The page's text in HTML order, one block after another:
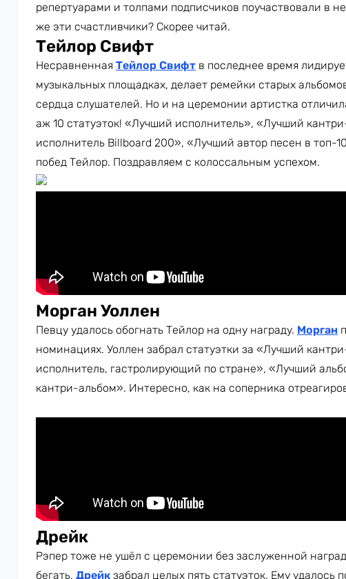
репертуарами и толпами подписчиков поучаствовали в
же эти счастливчики? Скорее читай.
Тейлор Свифт
Несравненная Тейлор Свифт в последнее время
музыкальных площадках, делает ремейки старых
сердца слушателей. Но и на церемонии артистка
аж 10 статуэток! «Лучший исполнитель», «Лучший
исполнитель Billboard 200», «Лучший автор песен в топ-
побед Тейлор. Поздравляем с колоссальным успехом.
Морган Уоллен
Певцу удалось обогнать Тейлор на одну награду. Морган
номинациях. Уоллен забрал статуэтки за «Лучший
исполнитель, гастролирующий по стране», «Лучший
кантри-альбом». Интересно, как на соперника
Дрейк
Рэпер тоже не ушёл с церемонии без заслуженной
бегать, Дрейк забрал целых пять статуэток. Ему удалось